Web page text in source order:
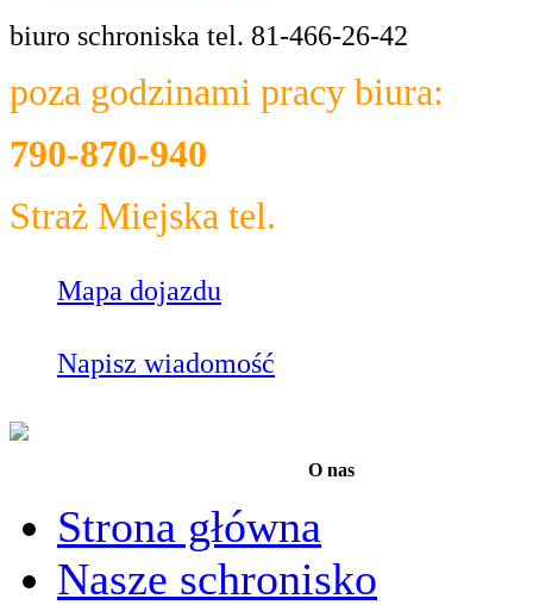
biuro schroniska tel. 81-466-26-42
poza godzinami pracy biura:
790-870-940
Straż Miejska tel.
Mapa dojazdu
Napisz wiadomość
O nas
Strona główna
Nasze schronisko